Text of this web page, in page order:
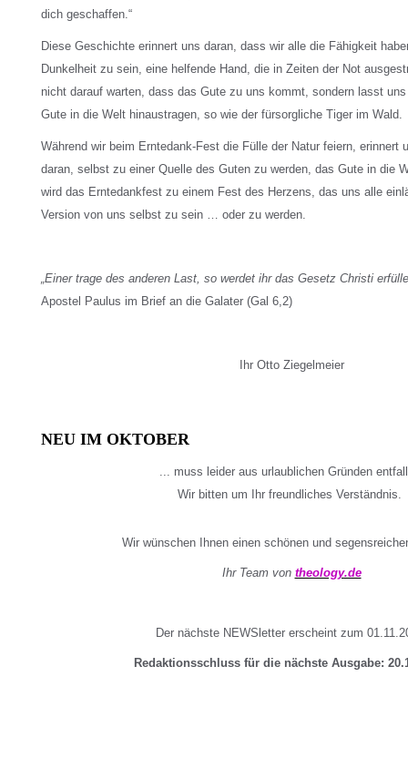
dich geschaffen.“
Diese Geschichte erinnert uns daran, dass wir alle die Fähigkeit
Dunkelheit zu sein, eine helfende Hand, die in Zeiten der Not
nicht darauf warten, dass das Gute zu uns kommt, sondern lasst
Gute in die Welt hinaustragen, so wie der fürsorgliche Tiger im Wald.
Während wir beim Erntedank-Fest die Fülle der Natur feiern, erinnert
daran, selbst zu einer Quelle des Guten zu werden, das Gute in die
wird das Erntedankfest zu einem Fest des Herzens, das uns alle
Version von uns selbst zu sein … oder zu werden.
„Einer trage des anderen Last, so werdet ihr das Gesetz Christi
Apostel Paulus im Brief an die Galater (Gal 6,2)
Ihr Otto Ziegelmeier
NEU IM OKTOBER
... muss leider aus urlaublichen Gründen
Wir bitten um Ihr freundliches Verständnis.
Wir wünschen Ihnen einen schönen und
Ihr Team von theology.de
Der nächste NEWSletter erscheint zum
Redaktionsschluss für die nächste Ausgabe: